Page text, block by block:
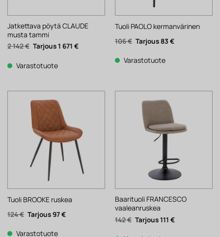
Jatkettava pöytä CLAUDE
musta tammi
2 142€ Alkuperäinen
hinta
2
142 €.
1 671 €Nykyinen
Varastotuote
Tuoli PAOLO kermanvärinen
106€ Alkuperäinen
hinta
106 €.
83 €Nykyinen
Varastotuote
Tuoli BROOKE ruskea
124€ Alkuperäinen
hinta
124 €.
97€Nykyinen
Varastotuote
Baarituoli FRANCESCO
vaaleanruskea
142€ Alkuperäinen
hinta
111 €Nykyinen